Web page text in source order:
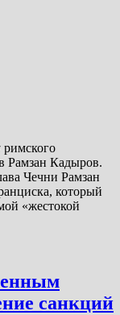
римского
Рамзан Кадыров.
Чечни Рамзан
который
«жестокой
санкций